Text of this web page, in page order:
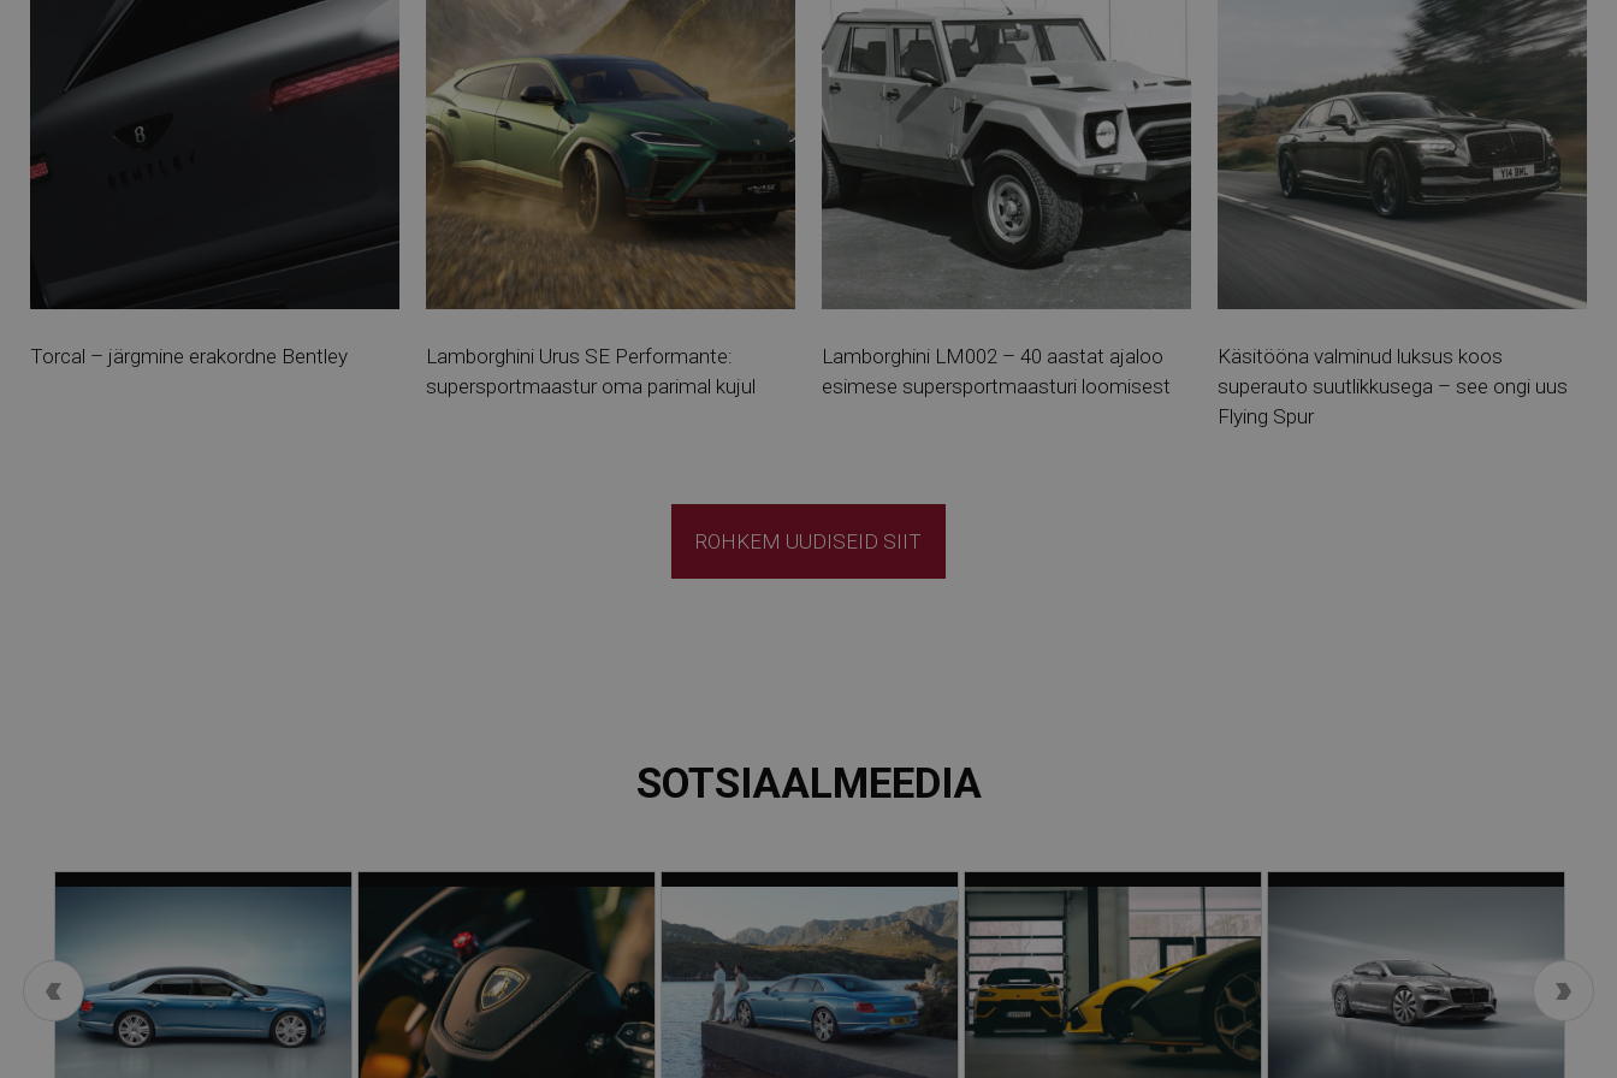
Torcal – järgmine erakordne Bentley
Lamborghini Urus SE Performante:
supersportmaastur oma parimal kujul
Lamborghini LM002 – 40 aastat ajaloo
esimese supersportmaasturi loomisest
Käsitööna valminud luksus koos
superauto suutlikkusega – see ongi uus
Flying Spur
ROHKEM UUDISEID SIIT
SOTSIAALMEEDIA